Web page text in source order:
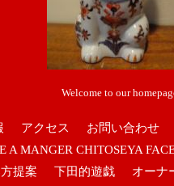
Welcome to our
アクセス お問い合わせ
A MANGER CHITOSEYA
提案
下田的遊戯 オーナ